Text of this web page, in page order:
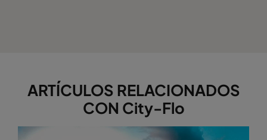
ARTÍCULOS RELACIONADOS
CON City-Flo